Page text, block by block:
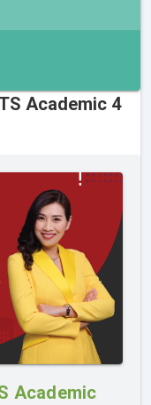
ต่อการทำความ
ยู่ในช่วงตัดสินใจ
ไม่มีค่าใช้จ่าย ไม่มี
สอนยังไง ไปลอง
ย
Academic 4
Academic